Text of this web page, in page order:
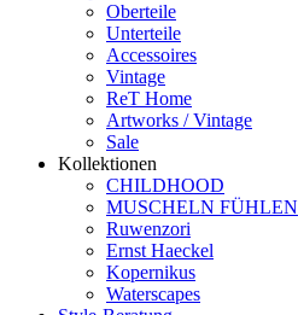
Oberteile
Unterteile
Accessoires
Vintage
ReT Home
Artworks / Vintage
Sale
Kollektionen
CHILDHOOD
MUSCHELN FÜHLEN
Ruwenzori
Ernst Haeckel
Kopernikus
Waterscapes